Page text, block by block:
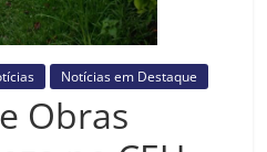
Notícias em Destaque
Obras